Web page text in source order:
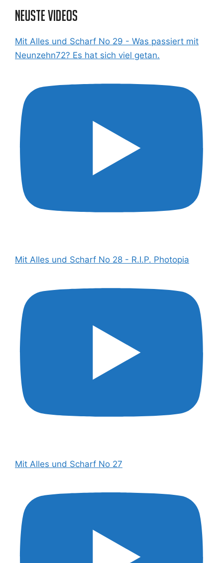
Neuste Videos
Mit Alles und Scharf No 29 - Was passiert mit
Neunzehn72? Es hat sich viel getan.
Mit Alles und Scharf No 28 - R.I.P. Photopia
Mit Alles und Scharf No 27